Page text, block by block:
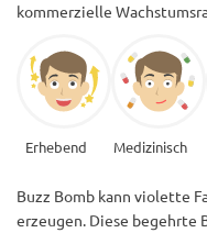
kommerzielle
Erhebend Medizinisch
Buzz Bomb kann violette
erzeugen. Diese begehrte